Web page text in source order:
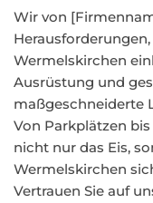
Wir von
Wermelskirchen
Ausrüstung und
maßgeschneiderte
Von Parkplätzen
nicht nur das Eis,
Wermelskirchen
Vertrauen Sie auf